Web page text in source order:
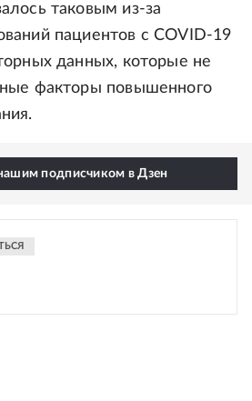
таковым из-за
пациентов с COVID-19
данных, которые не
факторы повышенного
подписчиком в Дзен